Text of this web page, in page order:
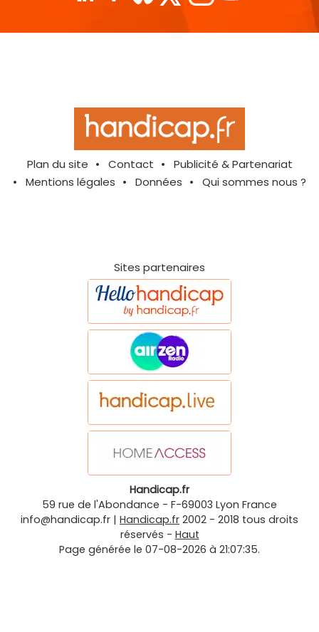
Plan du site Contact
Publicité & Partenariat
Mentions légales
Données Qui sommes nous ?
Sites partenaires
Handicap.fr
59 rue de l'Abondance - F-69003 Lyon France
info@handicap.fr | Handicap.fr 2002 - 2018 tous droits
réservés - Haut
Page générée le 07-08-2026 à 21:07:35.